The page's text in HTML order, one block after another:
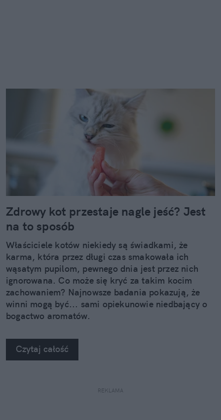
Zdrowy kot przestaje nagle jeść? Jest
na to sposób
Właściciele kotów niekiedy są świadkami, że
karma, która przez długi czas smakowała ich
wąsatym pupilom, pewnego dnia jest przez nich
ignorowana. Co może się kryć za takim kocim
zachowaniem? Najnowsze badania pokazują, że
winni mogą być... sami opiekunowie niedbający o
bogactwo aromatów.
Czytaj całość
REKLAMA